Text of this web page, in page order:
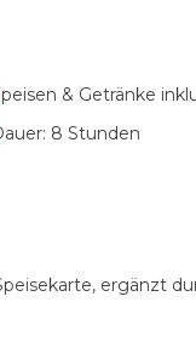
& Getränke
8 Stunden
ergänzt